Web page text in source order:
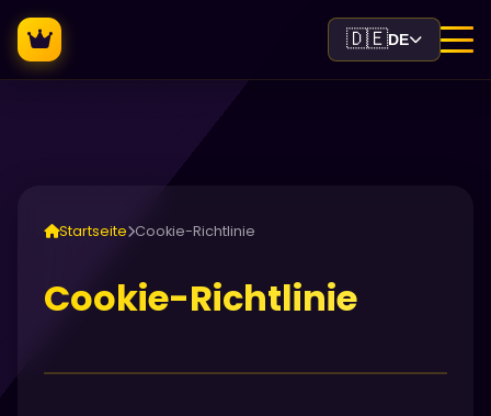
🇩🇪DE
Startseite Cookie-Richtlinie
Cookie-Richtlinie